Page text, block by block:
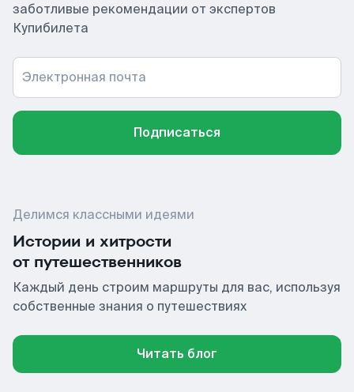
заботливые рекомендации от экспертов
Купибилета
Электронная почта
Подписаться
Делимся классными идеями
Истории и хитрости
от путешественников
Каждый день строим маршруты для вас, используя
собственные знания о путешествиях
Читать блог